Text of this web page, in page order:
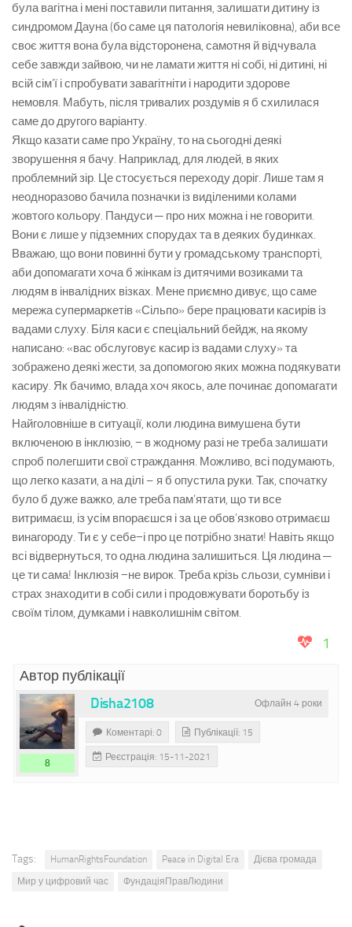
була вагітна і мені поставили питання, залишати дитину із
синдромом Дауна (бо саме ця патологія невиліковна), аби все
своє життя вона була відсторонена, самотня й відчувала
себе завжди зайвою, чи не ламати життя ні собі, ні дитині, ні
всій сім’ї і спробувати завагітніти і народити здорове
немовля. Мабуть, після тривалих роздумів я б схилилася
саме до другого варіанту.
Якщо казати саме про Україну, то на сьогодні деякі
зворушення я бачу. Наприклад, для людей, в яких
проблемний зір. Це стосується переходу доріг. Лише там я
неодноразово бачила позначки із виділеними колами
жовтого кольору. Пандуси ─ про них можна і не говорити.
Вони є лише у підземних спорудах та в деяких будинках.
Вважаю, що вони повинні бути у громадському транспорті,
аби допомагати хоча б жінкам із дитячими возиками та
людям в інвалідних візках. Мене приємно дивує, що саме
мережа супермаркетів «Сільпо» бере працювати касирів із
вадами слуху. Біля каси є спеціальний бейдж, на якому
написано: «вас обслуговує касир із вадами слуху» та
зображено деякі жести, за допомогою яких можна подякувати
касиру. Як бачимо, влада хоч якось, але починає допомагати
людям з інвалідністю.
Найголовніше в ситуації, коли людина вимушена бути
включеною в інклюзію, − в жодному разі не треба залишати
спроб полегшити свої страждання. Можливо, всі подумають,
що легко казати, а на ділі – я б опустила руки. Так, спочатку
було б дуже важко, але треба пам’ятати, що ти все
витримаєш, із усім впораєшся і за це обов’язково отримаєш
винагороду. Ти є у себе−і про це потрібно знати! Навіть якщо
всі відвернуться, то одна людина залишиться. Ця людина ─
це ти сама! Інклюзія −не вирок. Треба крізь сльози, сумніви і
страх знаходити в собі сили і продовжувати боротьбу із
своїм тілом, думками і навколишнім світом.
1
Автор публікації
Офлайн 4 роки
Disha2108
8
Коментарі: 0 Публікації: 15
Реєстрація: 15-11-2021
Tags: HumanRightsFoundation Peace in Digital Era
Дієва громада
Мир у цифровий час
ФундаціяПравЛюдини